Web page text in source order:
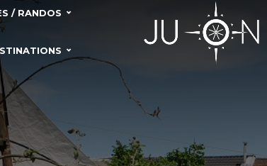
/ RANDOS